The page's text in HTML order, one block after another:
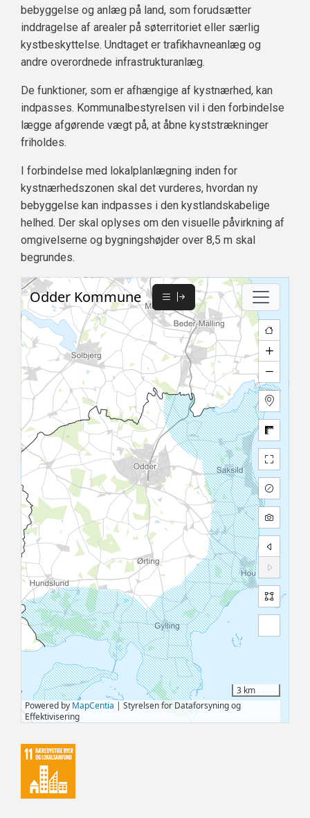
bebyggelse og anlæg på land, som forudsætter
inddragelse af arealer på søterritoriet eller særlig
kystbeskyttelse. Undtaget er trafikhavneanlæg og
andre overordnede infrastrukturanlæg.
De funktioner, som er afhængige af kystnærhed, kan
indpasses. Kommunalbestyrelsen vil i den forbindelse
lægge afgørende vægt på, at åbne kyststrækninger
friholdes.
I forbindelse med lokalplanlægning inden for
kystnærhedszonen skal det vurderes, hvordan ny
bebyggelse kan indpasses i den kystlandskabelige
helhed. Der skal oplyses om den visuelle påvirkning af
omgivelserne og bygningshøjder over 8,5 m skal
begrundes.